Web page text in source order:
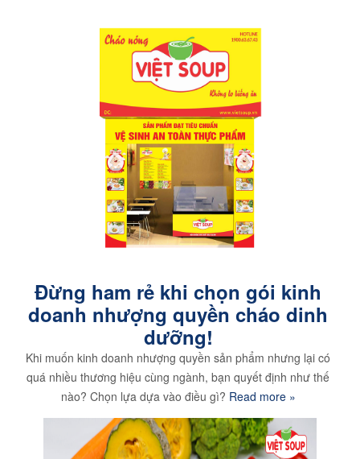
Đừng ham rẻ khi chọn gói kinh
doanh nhượng quyền cháo dinh
dưỡng!
Khi muốn kinh doanh nhượng quyền sản phẩm nhưng lại có
quá nhiều thương hiệu cùng ngành, bạn quyết định như thế
nào? Chọn lựa dựa vào điều gì? Read more »